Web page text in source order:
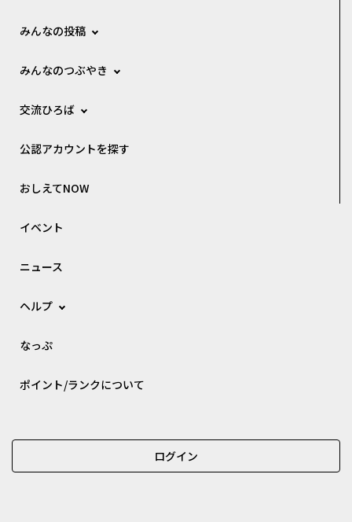
みんなの投稿
みんなのつぶやき
交流ひろば
公認アカウントを探す
おしえてNOW
イベント
ニュース
ヘルプ
なっぷ
ポイント/ランクについて
ログイン